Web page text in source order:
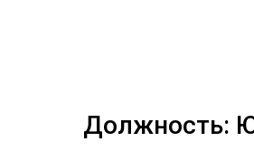
Должность: